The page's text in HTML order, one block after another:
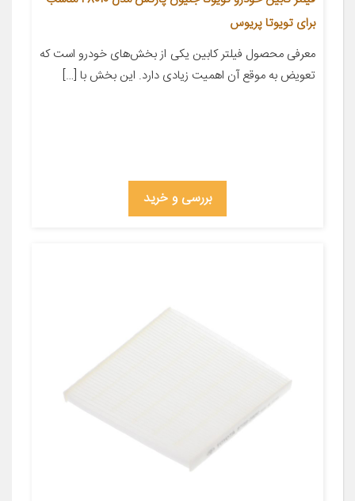
برای تویوتا پریوس
معرفی محصول فیلتر کابین یکی از بخش‌های خودرو است که
تعویض به موقع آن اهمیت زیادی دارد. این بخش با […]
بررسی و خرید